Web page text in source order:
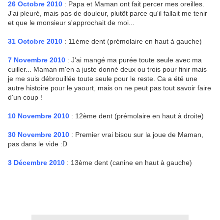
26 Octobre 2010 : Papa et Maman ont fait percer mes oreilles.
J'ai pleuré, mais pas de douleur, plutôt parce qu'il fallait me tenir
et que le monsieur s'approchait de moi...
31 Octobre 2010 : 11ème dent (prémolaire en haut à gauche)
7 Novembre 2010 : J'ai mangé ma purée toute seule avec ma
cuiller... Maman m'en a juste donné deux ou trois pour finir mais
je me suis débrouillée toute seule pour le reste. Ca a été une
autre histoire pour le yaourt, mais on ne peut pas tout savoir faire
d'un coup !
10 Novembre 2010 : 12ème dent (prémolaire en haut à droite)
30 Novembre 2010 : Premier vrai bisou sur la joue de Maman,
pas dans le vide :D
3 Décembre 2010 : 13ème dent (canine en haut à gauche)